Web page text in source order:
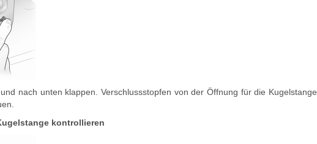
nach unten klappen. Verschlussstopfen von der Öffnung für die Kugelstange
kontrollieren